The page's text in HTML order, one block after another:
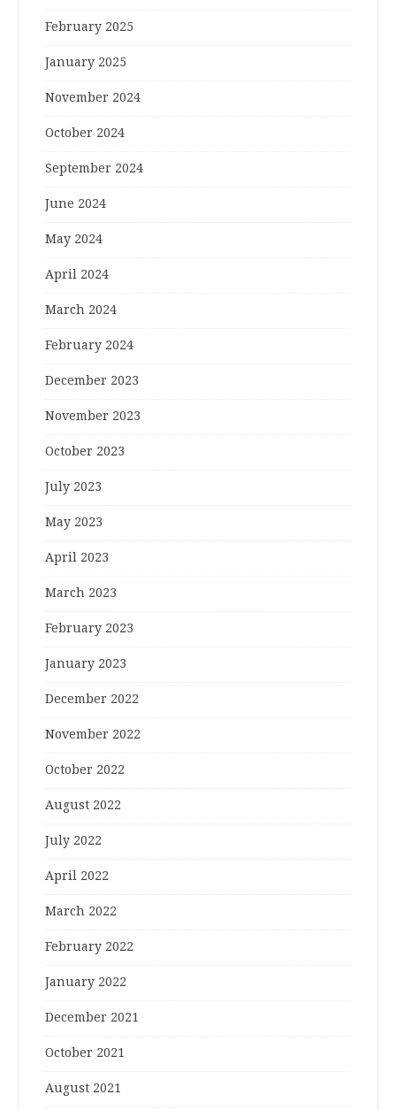
February 2025
January 2025
November 2024
October 2024
September 2024
June 2024
May 2024
April 2024
March 2024
February 2024
December 2023
November 2023
October 2023
July 2023
May 2023
April 2023
March 2023
February 2023
January 2023
December 2022
November 2022
October 2022
August 2022
July 2022
April 2022
March 2022
February 2022
January 2022
December 2021
October 2021
August 2021